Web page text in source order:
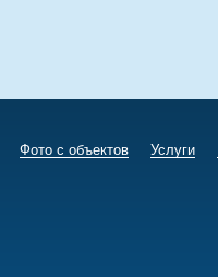
Фото с объектов Услуги